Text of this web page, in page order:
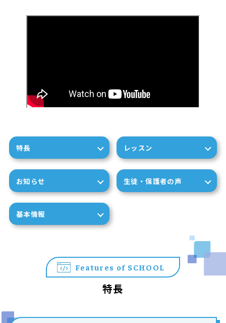
特長 レッスン
お知らせ 生徒・保護者の声
基本情報
Features of SCHOOL
特長